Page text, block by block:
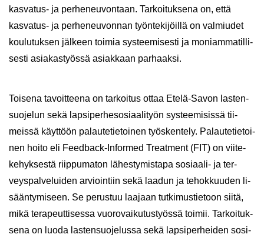
kasvatus-​ ja per­he­neu­von­taan. Tar­koi­tuk­se­na on, että
kasvatus-​ ja per­he­neu­von­nan työn­te­ki­jöil­lä on val­miu­det
kou­lu­tuk­sen jäl­keen toi­mia sys­tee­mi­ses­ti ja mo­niam­ma­til­li­
ses­ti asia­kas­työs­sä asiak­kaan par­haak­si.
Toi­se­na ta­voit­tee­na on tar­koi­tus ottaa Etelä-​Savon las­ten­
suo­je­lun sekä lap­si­per­he­so­si­aa­li­työn sys­tee­mi­sis­sä tii­
meis­sä käyt­töön pa­lau­te­tie­toi­nen työs­ken­te­ly. Pa­lau­te­tie­toi­
nen hoito eli Feedback-​Informed Treat­ment (FIT) on vii­te­
ke­hyk­ses­tä riip­pu­ma­ton lä­hes­ty­mis­ta­pa sosiaali-​ ja ter­
veys­pal­ve­lui­den ar­vioin­tiin sekä laa­dun ja te­hok­kuu­den li­
sään­ty­mi­seen. Se pe­rus­tuu laa­jaan tut­ki­mus­tie­toon siitä,
mikä te­ra­peut­ti­ses­sa vuo­ro­vai­ku­tus­työs­sä toi­mii. Tar­koi­tuk­
se­na on luoda las­ten­suo­je­lus­sa sekä lap­si­per­hei­den so­si­